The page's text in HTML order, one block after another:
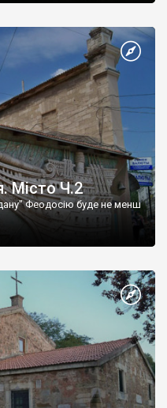
Місто Ч.2
Феодосію буде не менш